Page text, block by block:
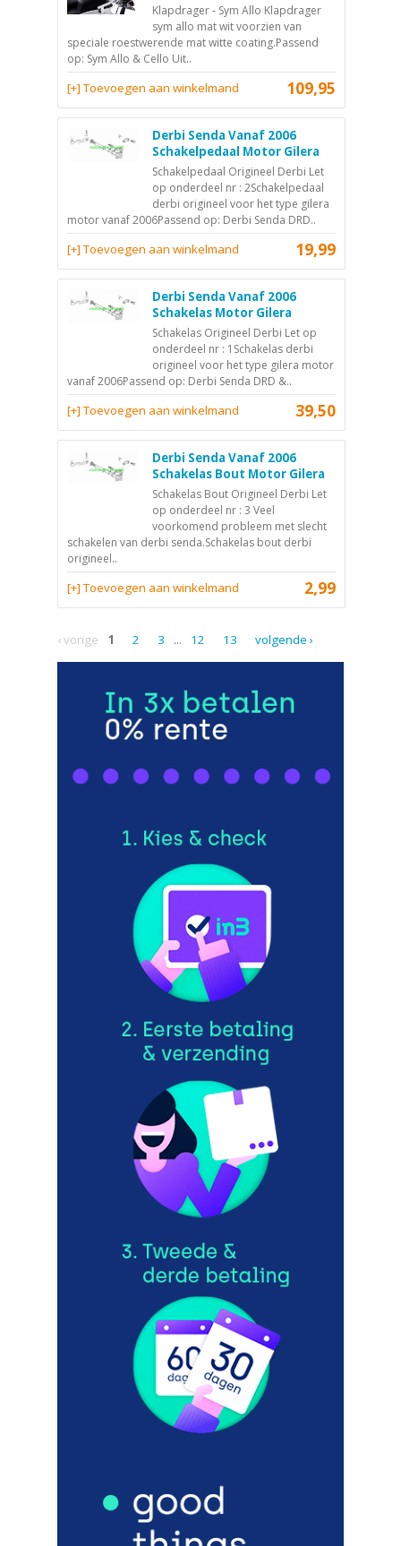
Klapdrager - Sym Allo Klapdrager
sym allo mat wit voorzien van
speciale roestwerende mat witte coating.Passend
op: Sym Allo & Cello Uit..
109,95
[+] Toevoegen aan winkelmand
Derbi Senda Vanaf 2006
Schakelpedaal Motor Gilera
Schakelpedaal Origineel Derbi Let
op onderdeel nr : 2Schakelpedaal
derbi origineel voor het type gilera
motor vanaf 2006Passend op: Derbi Senda DRD..
19,99
[+] Toevoegen aan winkelmand
Derbi Senda Vanaf 2006
Schakelas Motor Gilera
Schakelas Origineel Derbi Let op
onderdeel nr : 1Schakelas derbi
origineel voor het type gilera motor
vanaf 2006Passend op: Derbi Senda DRD &..
39,50
[+] Toevoegen aan winkelmand
Derbi Senda Vanaf 2006
Schakelas Bout Motor Gilera
Schakelas Bout Origineel Derbi Let
op onderdeel nr : 3 Veel
voorkomend probleem met slecht
schakelen van derbi senda.Schakelas bout derbi
origineel..
2,99
[+] Toevoegen aan winkelmand
‹ vorige 1 2 3 ... 12 13 volgende ›